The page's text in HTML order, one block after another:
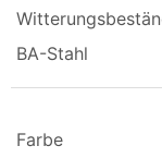
BA-Stahl
Farbe